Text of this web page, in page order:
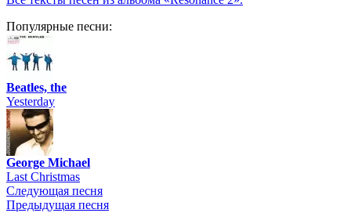
Популярные песни:
Beatles, the
Yesterday
George Michael
Last Christmas
Следующая песня
Предыдущая песня